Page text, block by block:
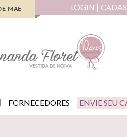
LOGIN
FORNECEDORES ENVIE SEU